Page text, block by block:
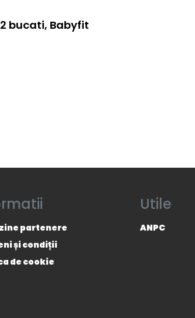
bucati, Babyfit
partenere
și condiții
de cookie
Utile
ANPC